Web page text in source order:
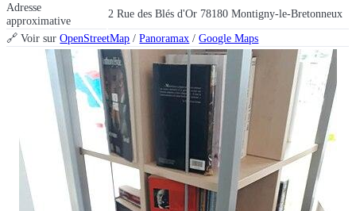
Adresse
approximative
2 Rue des Blés d'Or 78180 Montigny-le-Bretonneux
🔗 Voir surOpenStreetMap /Panoramax /Google Maps